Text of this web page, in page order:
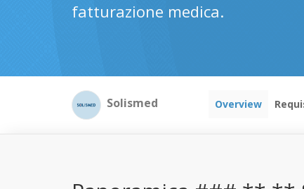
fatturazione medica.
Solismed Overview